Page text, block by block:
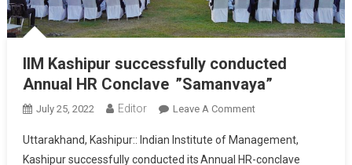
IIM Kashipur successfully conducted
Annual HR Conclave ”Samanvaya”
July 25, 2022 Editor Leave A CommentOn IIM Kashipur
Conducted Annual
Uttarakhand, Kashipur:: Indian Institute of Management,
Kashipur successfully conducted its Annual HR-conclave